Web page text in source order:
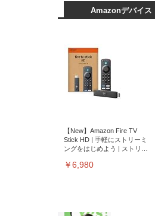
Amazonデバイス
【New】Amazon Fire TV
Stick HD | 手軽にストリーミ
ングをはじめよう | ストリー
￥6,980